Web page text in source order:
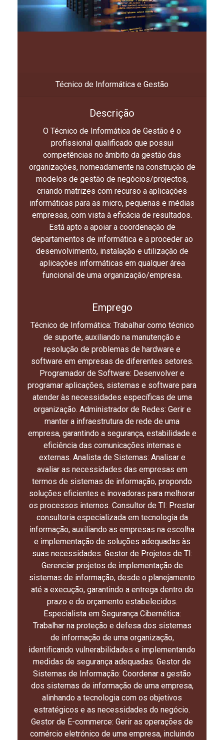
Técnico de Informática e Gestão
Descrição
O Técnico de Informática de Gestão é o
profissional qualificado que possui
competências no âmbito da gestão das
organizações, nomeadamente na construção de
modelos de gestão de negócios/projectos,
criando matrizes com recurso a aplicações
informáticas para as micro, pequenas e médias
empresas, com vista à eficácia de resultados.
Está apto a apoiar a coordenação de
departamentos de informática e a proceder ao
desenvolvimento, instalação e utilização de
aplicações informáticas em qualquer área
funcional de uma organização/empresa.
Emprego
Técnico de Informática: Trabalhar como técnico
de suporte, auxiliando na manutenção e
resolução de problemas de hardware e
software em empresas de diferentes setores.
Programador de Software: Desenvolver e
programar aplicações, sistemas e software para
atender às necessidades específicas de uma
organização. Administrador de Redes: Gerir e
manter a infraestrutura de rede de uma
empresa, garantindo a segurança, estabilidade e
eficiência das comunicações internas e
externas. Analista de Sistemas: Analisar e
avaliar as necessidades das empresas em
termos de sistemas de informação, propondo
soluções eficientes e inovadoras para melhorar
os processos internos. Consultor de TI: Prestar
consultoria especializada em tecnologia da
informação, auxiliando as empresas na escolha
e implementação de soluções adequadas às
suas necessidades. Gestor de Projetos de TI:
Gerenciar projetos de implementação de
sistemas de informação, desde o planejamento
até a execução, garantindo a entrega dentro do
prazo e do orçamento estabelecidos.
Especialista em Segurança Cibernética:
Trabalhar na proteção e defesa dos sistemas
de informação de uma organização,
identificando vulnerabilidades e implementando
medidas de segurança adequadas. Gestor de
Sistemas de Informação: Coordenar a gestão
dos sistemas de informação de uma empresa,
alinhando a tecnologia com os objetivos
estratégicos e as necessidades do negócio.
Gestor de E-commerce: Gerir as operações de
comércio eletrónico de uma empresa, incluindo